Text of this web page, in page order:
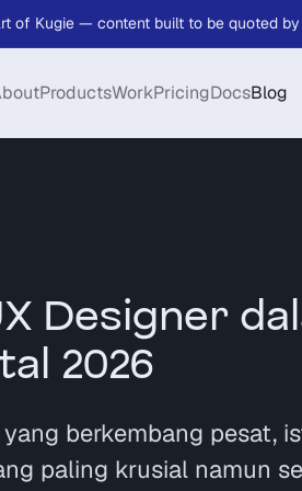
of Kugie — content built to be quoted by
ProductsWorkPricingDocsBlog
Designer
2026
berkembang pesat,
paling krusial namun